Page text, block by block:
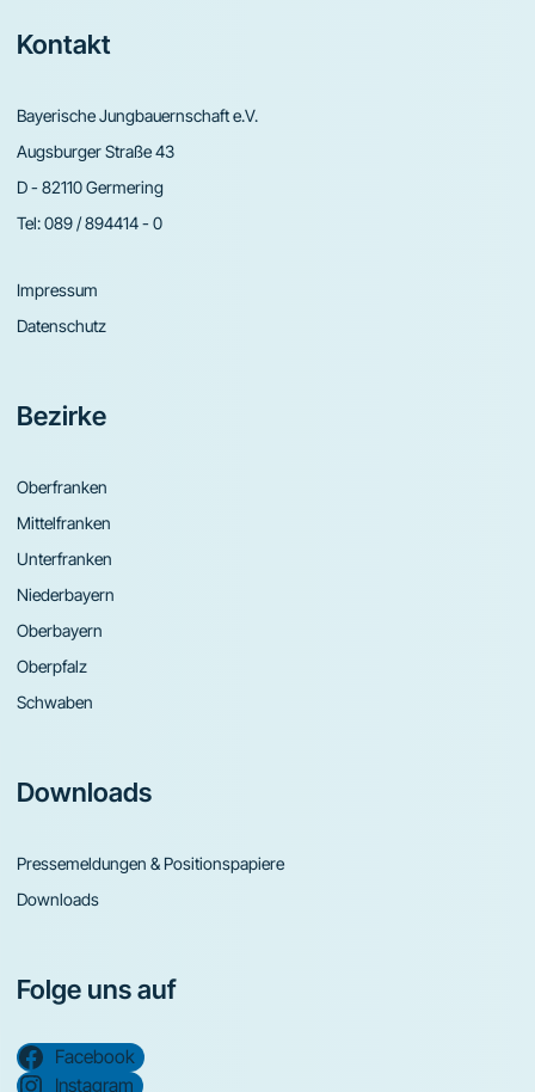
Footer
Kontakt
Bayerische Jungbauernschaft e.V.
Augsburger Straße 43
D - 82110 Germering
Tel:089 / 894414 - 0
Impressum
Datenschutz
Bezirke
Oberfranken
Mittelfranken
Unterfranken
Niederbayern
Oberbayern
Oberpfalz
Schwaben
Downloads
Pressemeldungen & Positionspapiere
Downloads
Folge uns auf
Facebook
Instagram